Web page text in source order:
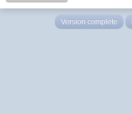
Version complète